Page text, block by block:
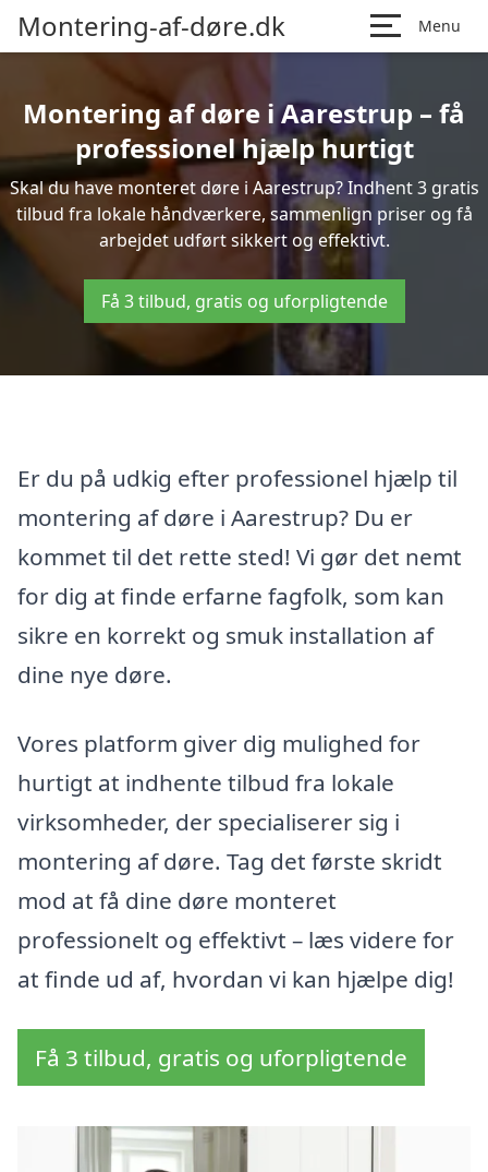
Montering-af-døre.dk Menu
Montering af døre i Aarestrup – få
professionel hjælp hurtigt
Skal du have monteret døre i Aarestrup? Indhent 3 gratis
tilbud fra lokale håndværkere, sammenlign priser og få
arbejdet udført sikkert og effektivt.
Få 3 tilbud, gratis og uforpligtende
Er du på udkig efter professionel hjælp til
montering af døre i Aarestrup? Du er
kommet til det rette sted! Vi gør det nemt
for dig at finde erfarne fagfolk, som kan
sikre en korrekt og smuk installation af
dine nye døre.
Vores platform giver dig mulighed for
hurtigt at indhente tilbud fra lokale
virksomheder, der specialiserer sig i
montering af døre. Tag det første skridt
mod at få dine døre monteret
professionelt og effektivt – læs videre for
at finde ud af, hvordan vi kan hjælpe dig!
Få 3 tilbud, gratis og uforpligtende